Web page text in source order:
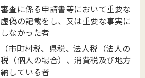
査に係る申請書等において重要な
偽の記載をし、又は重要な事実に
なかった者
市町村税、県税、法人税（法人の
（個人の場合）、消費税及び地方
している者